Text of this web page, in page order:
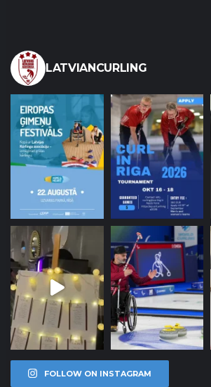
LATVIANCURLING
FOLLOW ON INSTAGRAM